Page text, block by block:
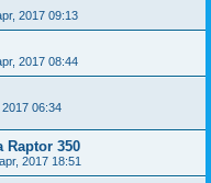
2017 09:13
2017 08:44
06:34
Raptor 350
2017 18:51